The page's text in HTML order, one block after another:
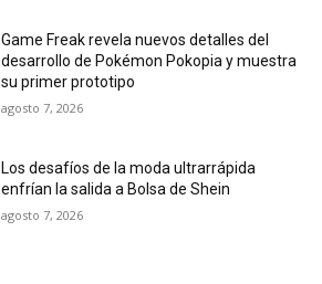
Game Freak revela nuevos detalles del
desarrollo de Pokémon Pokopia y muestra
su primer prototipo
agosto 7, 2026
Los desafíos de la moda ultrarrápida
enfrían la salida a Bolsa de Shein
agosto 7, 2026